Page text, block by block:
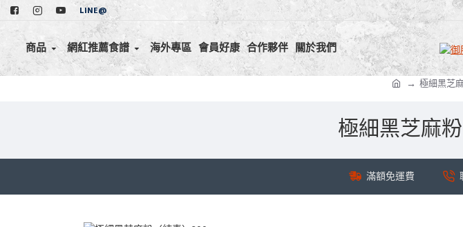
LINE@
商品 網紅推薦食譜 海外專區 會員好康 合作夥伴 關於我們
極細黑芝
極細黑芝麻
滿額免運費